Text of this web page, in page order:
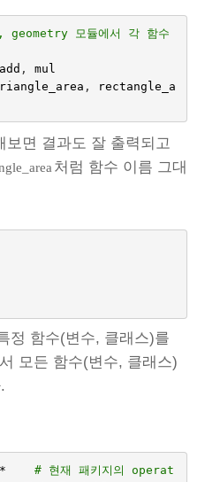
모듈에서 각 함수
add ,
mul
,
rectangle_a
보면 결과도 잘 출력되고
처럼 함수 이름 그대
정 함수(변수, 클래스)를
모든 함수(변수, 클래스)
*
# 현재 패키지의 operat